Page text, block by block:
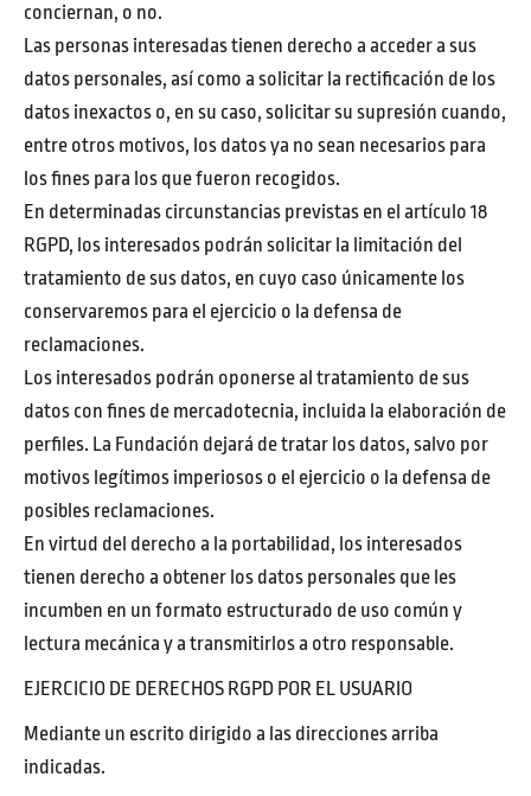
conciernan, o no.
Las personas interesadas tienen derecho a acceder a sus
datos personales, así como a solicitar la rectificación de los
datos inexactos o, en su caso, solicitar su supresión cuando,
entre otros motivos, los datos ya no sean necesarios para
los fines para los que fueron recogidos.
En determinadas circunstancias previstas en el artículo 18
RGPD, los interesados podrán solicitar la limitación del
tratamiento de sus datos, en cuyo caso únicamente los
conservaremos para el ejercicio o la defensa de
reclamaciones.
Los interesados podrán oponerse al tratamiento de sus
datos con fines de mercadotecnia, incluida la elaboración de
perfiles. La Fundación dejará de tratar los datos, salvo por
motivos legítimos imperiosos o el ejercicio o la defensa de
posibles reclamaciones.
En virtud del derecho a la portabilidad, los interesados
tienen derecho a obtener los datos personales que les
incumben en un formato estructurado de uso común y
lectura mecánica y a transmitirlos a otro responsable.
EJERCICIO DE DERECHOS RGPD POR EL USUARIO
Mediante un escrito dirigido a las direcciones arriba
indicadas.